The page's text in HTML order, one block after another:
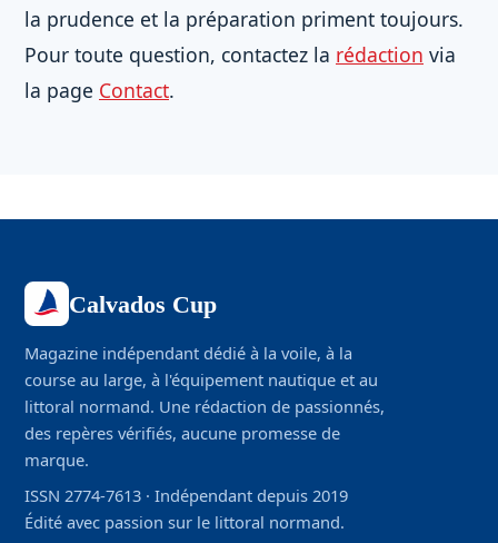
la prudence et la préparation priment toujours.
Pour toute question, contactez la rédaction via
la page Contact.
Calvados Cup
Magazine indépendant dédié à la voile, à la
course au large, à l'équipement nautique et au
littoral normand. Une rédaction de passionnés,
des repères vérifiés, aucune promesse de
marque.
ISSN 2774-7613 · Indépendant depuis 2019
Édité avec passion sur le littoral normand.